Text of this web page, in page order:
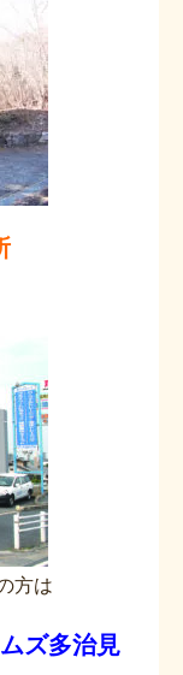
方は
ズ多治見